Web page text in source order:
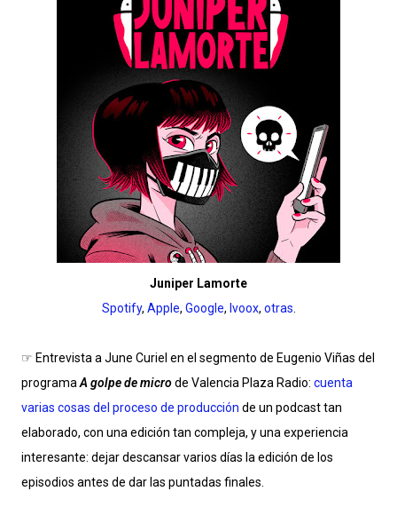
Juniper Lamorte
Spotify, Apple, Google, Ivoox, otras.
☞ Entrevista a June Curiel en el segmento de Eugenio Viñas del
programaA golpe de microde Valencia Plaza Radio: cuenta
varias cosas del proceso de producción de un podcast tan
elaborado, con una edición tan compleja, y una experiencia
interesante: dejar descansar varios días la edición de los
episodios antes de dar las puntadas finales.